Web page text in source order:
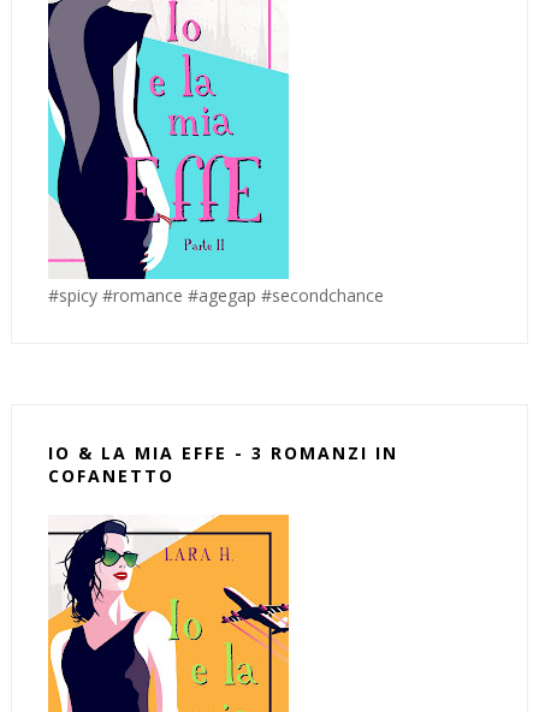
#spicy #romance #agegap #secondchance
IO & LA MIA EFFE - 3 ROMANZI IN
COFANETTO